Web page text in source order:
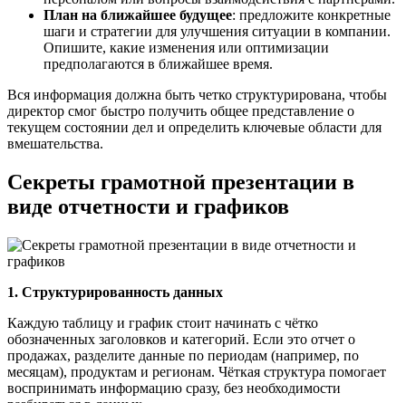
План на ближайшее будущее: предложите конкретные
шаги и стратегии для улучшения ситуации в компании.
Опишите, какие изменения или оптимизации
предполагаются в ближайшее время.
Вся информация должна быть четко структурирована, чтобы
директор смог быстро получить общее представление о
текущем состоянии дел и определить ключевые области для
вмешательства.
Секреты грамотной презентации в
виде отчетности и графиков
1. Структурированность данных
Каждую таблицу и график стоит начинать с чётко
обозначенных заголовков и категорий. Если это отчет о
продажах, разделите данные по периодам (например, по
месяцам), продуктам и регионам. Чёткая структура помогает
воспринимать информацию сразу, без необходимости